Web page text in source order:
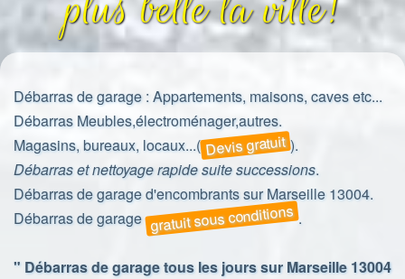
Débarras de garage : Appartements, maisons, caves etc...
Débarras Meubles,électroménager,autres.
Magasins, bureaux, locaux...(Devis gratuit).
Débarras et nettoyage rapide suite successions.
Débarras de garage d'encombrants sur Marseille 13004.
Débarras de garagegratuit sous conditions.
" Débarras de garage tous les jours sur Marseille 13004